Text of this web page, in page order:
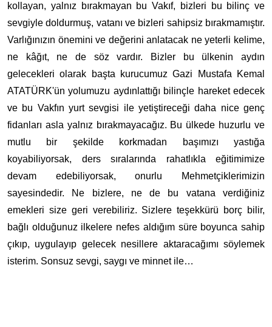
kollayan, yalnız bırakmayan bu Vakıf, bizleri bu bilinç ve
sevgiyle doldurmuş, vatanı ve bizleri sahipsiz bırakmamıştır.
Varlığınızın önemini ve değerini anlatacak ne yeterli kelime,
ne kâğıt, ne de söz vardır. Bizler bu ülkenin aydın
gelecekleri olarak başta kurucumuz Gazi Mustafa Kemal
ATATÜRK'ün yolumuzu aydınlattığı bilinçle hareket edecek
ve bu Vakfın yurt sevgisi ile yetiştireceği daha nice genç
fidanları asla yalnız bırakmayacağız. Bu ülkede huzurlu ve
mutlu bir şekilde korkmadan başımızı yastığa
koyabiliyorsak, ders sıralarında rahatlıkla eğitimimize
devam edebiliyorsak, onurlu Mehmetçiklerimizin
sayesindedir. Ne bizlere, ne de bu vatana verdiğiniz
emekleri size geri verebiliriz. Sizlere teşekkürü borç bilir,
bağlı olduğunuz ilkelere nefes aldığım süre boyunca sahip
çıkıp, uygulayıp gelecek nesillere aktaracağımı söylemek
isterim. Sonsuz sevgi, saygı ve minnet ile…